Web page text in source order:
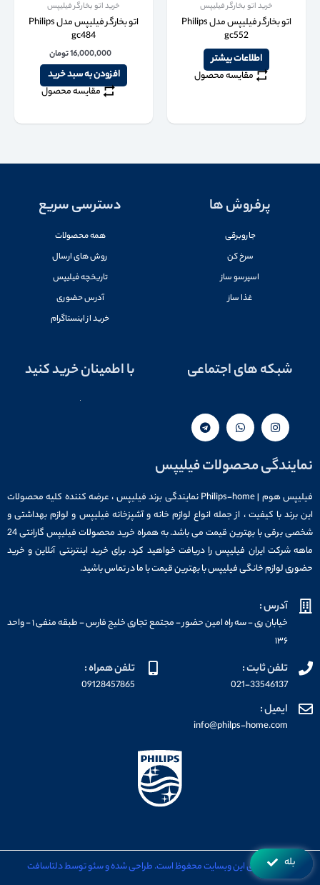
خرید اتو بخارگر فیلیپس
اتو بخارگر فیلیپس مدل Philips
gc552
اطلاعات بیشتر
مقایسه محصول
خرید اتو بخارگر فیلیپس
اتو بخارگر فیلیپس مدل Philips
gc484
16,000,000تومان
افزودن به سبد خرید
مقایسه محصول
پرفروش ها
جاروبرقی
سرخ کن
اسپرسو ساز
غذا ساز
دسترسی سریع
همه محصولات
روش های ارسال
تاریخچه فیلیپس
آدرس حضوری
خرید از اینستاگرام
شبکه های اجتماعی با اطمینان خرید کنید
نمایندگی محصولات فیلیپس
فیلیپس هوم | Philips-home نمایندگی برند فیلیپس ، عرضه کننده کلیه محصولات
این برند با کیفیت ، از جمله انواع لوازم خانه و آشپزخانه فیلیپس و لوازم بهداشتی و
شخصی برقی با بهترین قیمت می باشد. به همراه خرید محصولات فیلیپس گارانتی 24
ماهه شرکت ایران فیلیپس را دریافت خواهید کرد. برای خرید اینترنتی آنلاین و خرید
حضوری لوازم خانگی فیلیپس با بهترین قیمت با ما در تماس باشید.
آدرس :
خیابان ری - سه راه امین حضور - مجتمع تجاری خلیج فارس - طبقه منفی ۱ - واحد
۱۳۶
تلفن ثابت :
021-33546137
تلفن همراه :
09128457865
ایمیل :
info@philps-home.com
تمامی حقوق این وبسایت محفوظ است. طراحی شده و سئو توسط دلتاسافت
بله